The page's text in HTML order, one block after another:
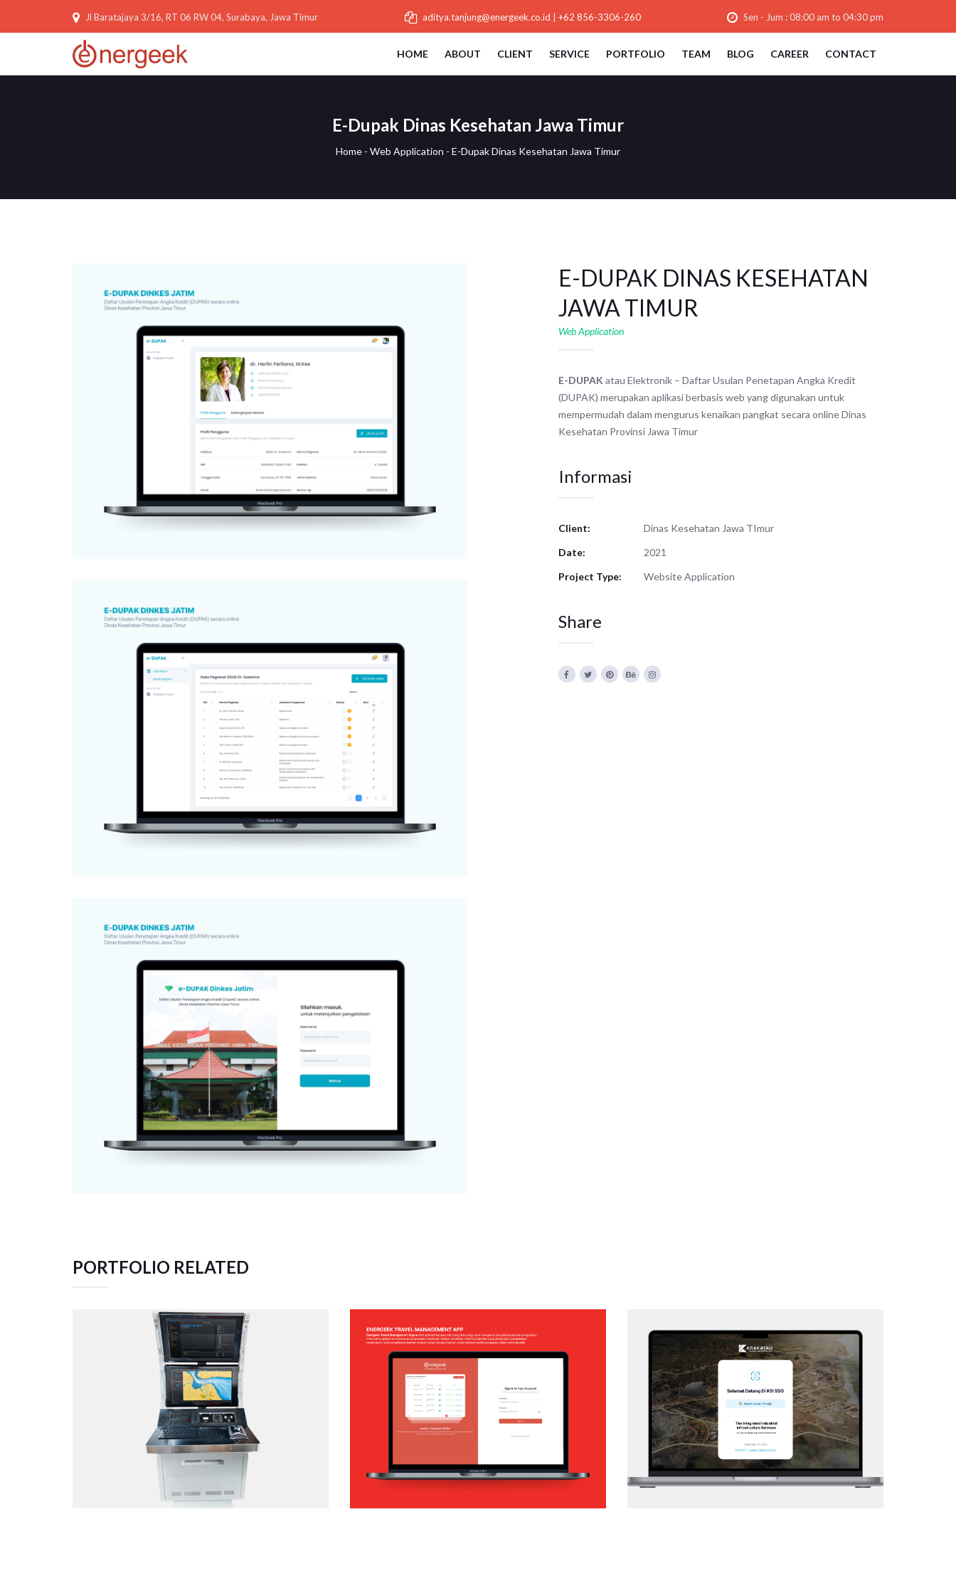
Jl Baratajaya 3/16, RT 06 RW 04, Surabaya, Jawa Timur aditya.tanjung@energeek.co.id +62 856-3306-260 Sen - Jum : 08:00 am to 04:30 pm
HOME ABOUT CLIENT SERVICE PORTFOLIO TEAM BLOG CAREER CONTACT
E-Dupak Dinas Kesehatan Jawa Timur
Home - Web Application - E-Dupak Dinas Kesehatan Jawa Timur
E-DUPAK DINAS KESEHATAN
JAWA TIMUR
Web Application
E-DUPAK atau Elektronik – Daftar Usulan Penetapan Angka Kredit
(DUPAK) merupakan aplikasi berbasis web yang digunakan untuk
mempermudah dalam mengurus kenaikan pangkat secara online Dinas
Kesehatan Provinsi Jawa Timur
Informasi
Client:
Dinas Kesehatan Jawa TImur
Date:
2021
Project Type:
Website Application
Share
PORTFOLIO RELATED
TACTICAL TEAM TRAINER – NAVAL
SIMULATION SYSTEM
Web Application
ENERGEEK – TRAVEL MANAGEMENT
KSI – SSO